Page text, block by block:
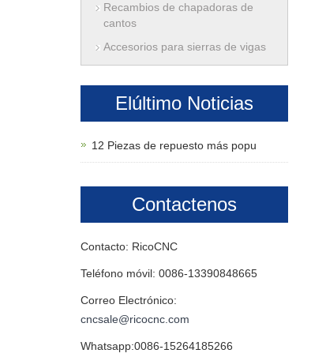
Recambios de chapadoras de
cantos
Accesorios para sierras de vigas
Elúltimo Noticias
12 Piezas de repuesto más popu
Contactenos
Contacto: RicoCNC
Teléfono móvil: 0086-13390848665
Correo Electrónico:
cncsale@ricocnc.com
Whatsapp:0086-15264185266